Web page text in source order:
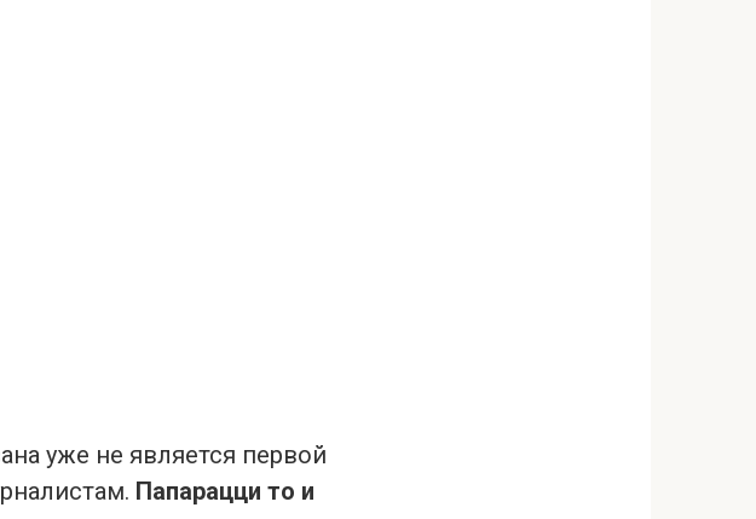
уже не является первой
Папарацци то и